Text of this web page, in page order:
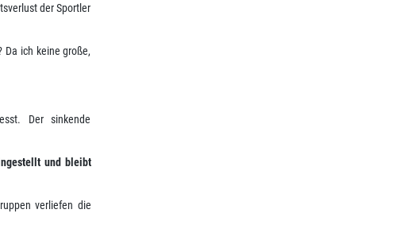
der Sportler
Da ich keine große,
Der sinkende
und bleibt
verliefen die